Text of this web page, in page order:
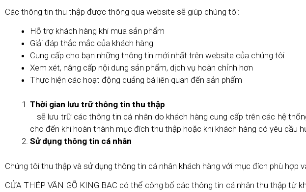
Các thông tin thu thập được thông qua website sẽ giúp chúng tôi:
Hỗ trợ khách hàng khi mua sản phẩm
Giải đáp thắc mắc của khách hàng
Cung cấp cho bạn những thông tin mới nhất trên website của chúng tôi
Xem xét, nâng cấp nội dung sản phẩm, dịch vụ hoàn chỉnh hơn
Thực hiện các hoạt động quảng bá liên quan đến sản phẩm
Thời gian lưu trữ thông tin thu thập
sẽ lưu trữ các thông tin cá nhân do khách hàng cung cấp trên các hệ
cho đến khi hoàn thành mục đích thu thập hoặc khi khách hàng có yêu cầu
Sử dụng thông tin cá nhân
Chúng tôi thu thập và sử dụng thông tin cá nhân khách hàng với mục đích phù hợp
CỬA THÉP VÂN GỖ KING BAC có thể công bố các thông tin cá nhân thu thập từ